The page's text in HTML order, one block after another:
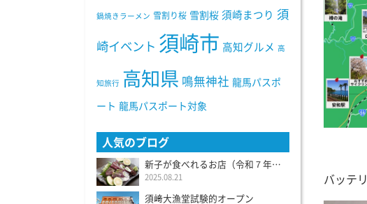
バッテ
鍋焼きラーメン 雪割り桜 雪割桜 須崎まつり 須
崎イベント 須崎市 高知グルメ 高
知旅行 高知県 鳴無神社 龍馬パスポ
ート 龍馬パスポート対象
人気のブログ
新子が食べれるお店（令和７年度）
2025.08.21
須﨑大漁堂試験的オープン